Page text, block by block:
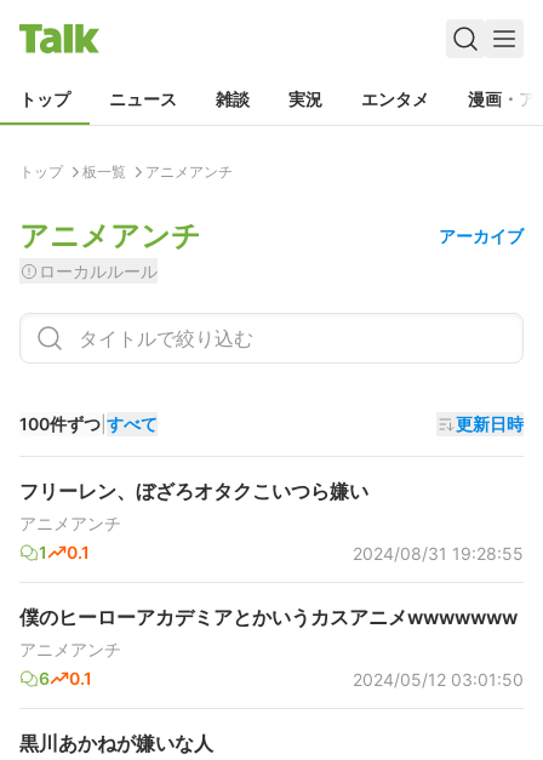
トップ ニュース 雑談 実況 エンタメ 漫画・ア
トップ 板一覧 アニメアンチ
アニメアンチ
アーカイブ
ローカルルール
100件ずつ すべて 更新日時
フリーレン、ぼざろオタクこいつら嫌い
アニメアンチ
1
0.1 2024/08/31 19:28:55
僕のヒーローアカデミアとかいうカスアニメwwwwwww
アニメアンチ
6
0.1 2024/05/12 03:01:50
黒川あかねが嫌いな人